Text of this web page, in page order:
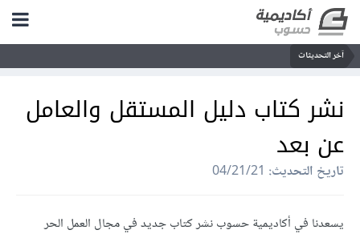
آخر التحديثات
نشر كتاب دليل المستقل والعامل
عن بعد
تاريخ التحديث:
يسعدنا في أكاديمية حسوب نشر كتاب جديد في مجال العمل الحر